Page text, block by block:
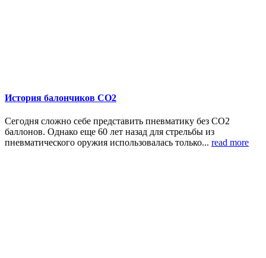
История балончиков СО2
Сегодня сложно себе представить пневматику без CO2
баллонов. Однако еще 60 лет назад для стрельбы из
пневматического оружия использовалась только... read more